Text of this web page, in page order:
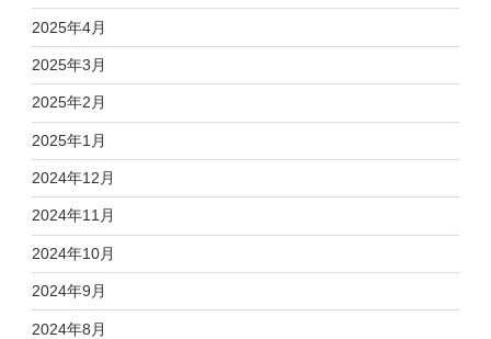
2025年4月
2025年3月
2025年2月
2025年1月
2024年12月
2024年11月
2024年10月
2024年9月
2024年8月